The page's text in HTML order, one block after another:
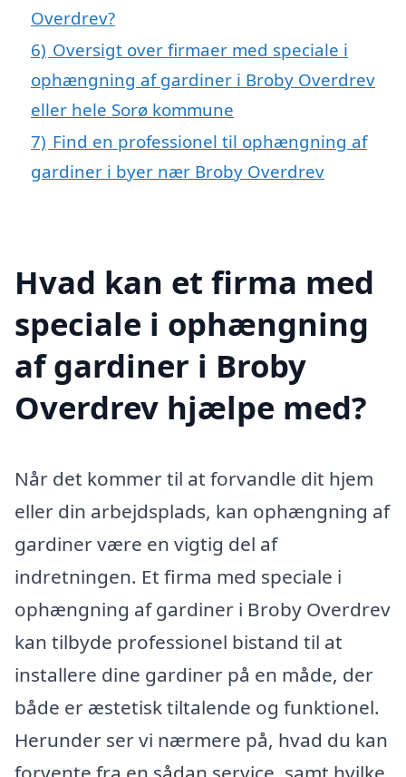
Overdrev?
6) Oversigt over firmaer med speciale i
ophængning af gardiner i Broby Overdrev
eller hele Sorø kommune
7) Find en professionel til ophængning af
gardiner i byer nær Broby Overdrev
Hvad kan et firma med
speciale i ophængning
af gardiner i Broby
Overdrev hjælpe med?
Når det kommer til at forvandle dit hjem
eller din arbejdsplads, kan ophængning af
gardiner være en vigtig del af
indretningen. Et firma med speciale i
ophængning af gardiner i Broby Overdrev
kan tilbyde professionel bistand til at
installere dine gardiner på en måde, der
både er æstetisk tiltalende og funktionel.
Herunder ser vi nærmere på, hvad du kan